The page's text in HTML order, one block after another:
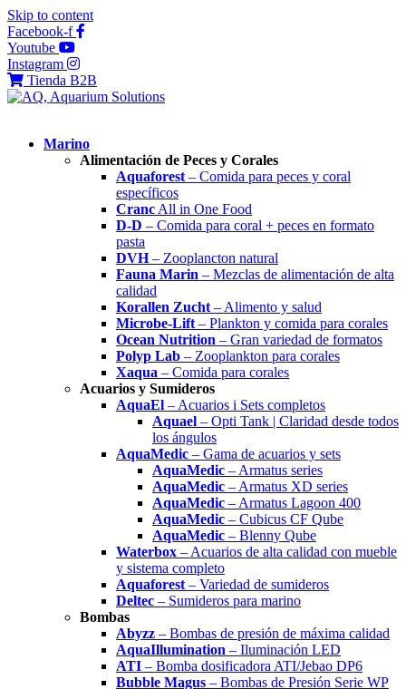
Skip to content
Facebook-f
Youtube
Instagram
Tienda B2B
Marino
Alimentación de Peces y Corales
Aquaforest – Comida para peces y coral
específicos
Cranc All in One Food
D-D – Comida para coral + peces en formato
pasta
DVH– Zooplancton natural
Fauna Marin – Mezclas de alimentación de alta
calidad
Korallen Zucht – Alimento y salud
Microbe-Lift – Plankton y comida para corales
Ocean Nutrition – Gran variedad de formatos
Polyp Lab – Zooplankton para corales
Xaqua – Comida para corales
Acuarios y Sumideros
AquaEl – Acuarios i Sets completos
Aquael – Opti Tank | Claridad desde todos
los ángulos
AquaMedic – Gama de acuarios y sets
AquaMedic – Armatus series
AquaMedic – Armatus XD series
AquaMedic – Armatus Lagoon 400
AquaMedic – Cubicus CF Qube
AquaMedic – Blenny Qube
Waterbox – Acuarios de alta calidad con mueble
y sistema completo
Aquaforest – Variedad de sumideros
Deltec – Sumideros para marino
Bombas
Abyzz – Bombas de presión de máxima calidad
AquaIllumination – Iluminación LED
ATI – Bomba dosificadora ATI/Jebao DP6
Bubble Magus – Bombas de Presión Serie WP